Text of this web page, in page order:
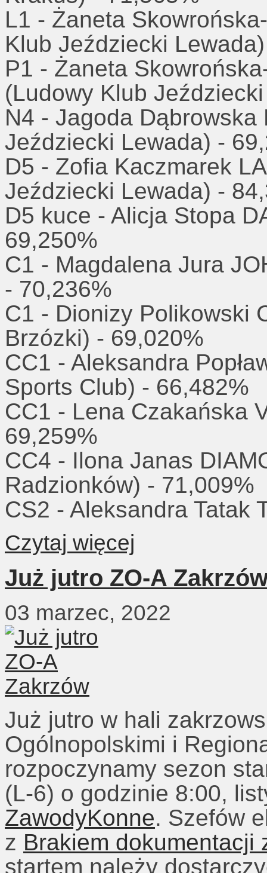
L1 - Żaneta
Klub Jeździecki
P1 - Żaneta
(Ludowy Klub
N4 - Jagoda Dąbrowska
Jeździecki Lewada) -
D5 - Zofia Kaczmarek
Jeździecki Lewada) -
D5 kuce - Alicja Stopa
69,250%
C1 - Magdalena Jura
- 70,236%
C1 - Dionizy Polikowski
Brzózki) - 69,020%
CC1 - Aleksandra
Sports Club) - 66,482%
CC1 - Lena Czakańska
69,259%
CC4 - Ilona Janas
Radzionków) - 71,009%
CS2 - Aleksandra Tatak
Czytaj więcej
Już jutro ZO-A
03 marzec, 2022
Już jutro w hali
Ogólnopolskimi i
rozpoczynamy sezon
(L-6) o godzinie 8:00,
ZawodyKonne. Szefów
z Brakiem dokumentacji
startem należy